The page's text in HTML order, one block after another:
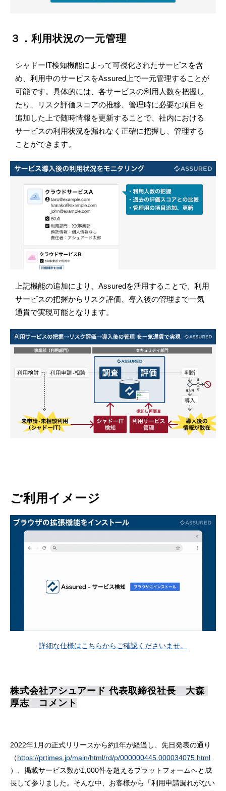
３．利用状況の一元管理
シャドーIT検知機能によって可視化されたサービスを含
め、利用中のサービスをAssured上で一元管理することが
可能です。具体的には、各サービスの利用人数を把握し
たり、リスク評価スコアの推移、管理時に必要な項目を
追加した上で随時情報を更新することで、社内における
サービスの利用状況を漏れなく正確に把握し、管理する
ことができます。
上記機能の追加により、Assuredを活用することで、利用
サービスの把握からリスク評価、導入後の管理まで一気
通貫で実現可能となります。
ご利用イメージ
詳細な仕様はこちらからご確認くださいませ。
株式会社アシュアード 代表取締役社長　大森
厚志　コメント
2022年1月の正式リリースから約1年が経過し、先日発表の通り
（https://prtimes.jp/main/html/rd/p/000000445.000034075.html
）、掲載サービス数が1,000件を超えるプラットフォームへと成
長して参りました。そんな中、お客様から「利用申請漏れがない